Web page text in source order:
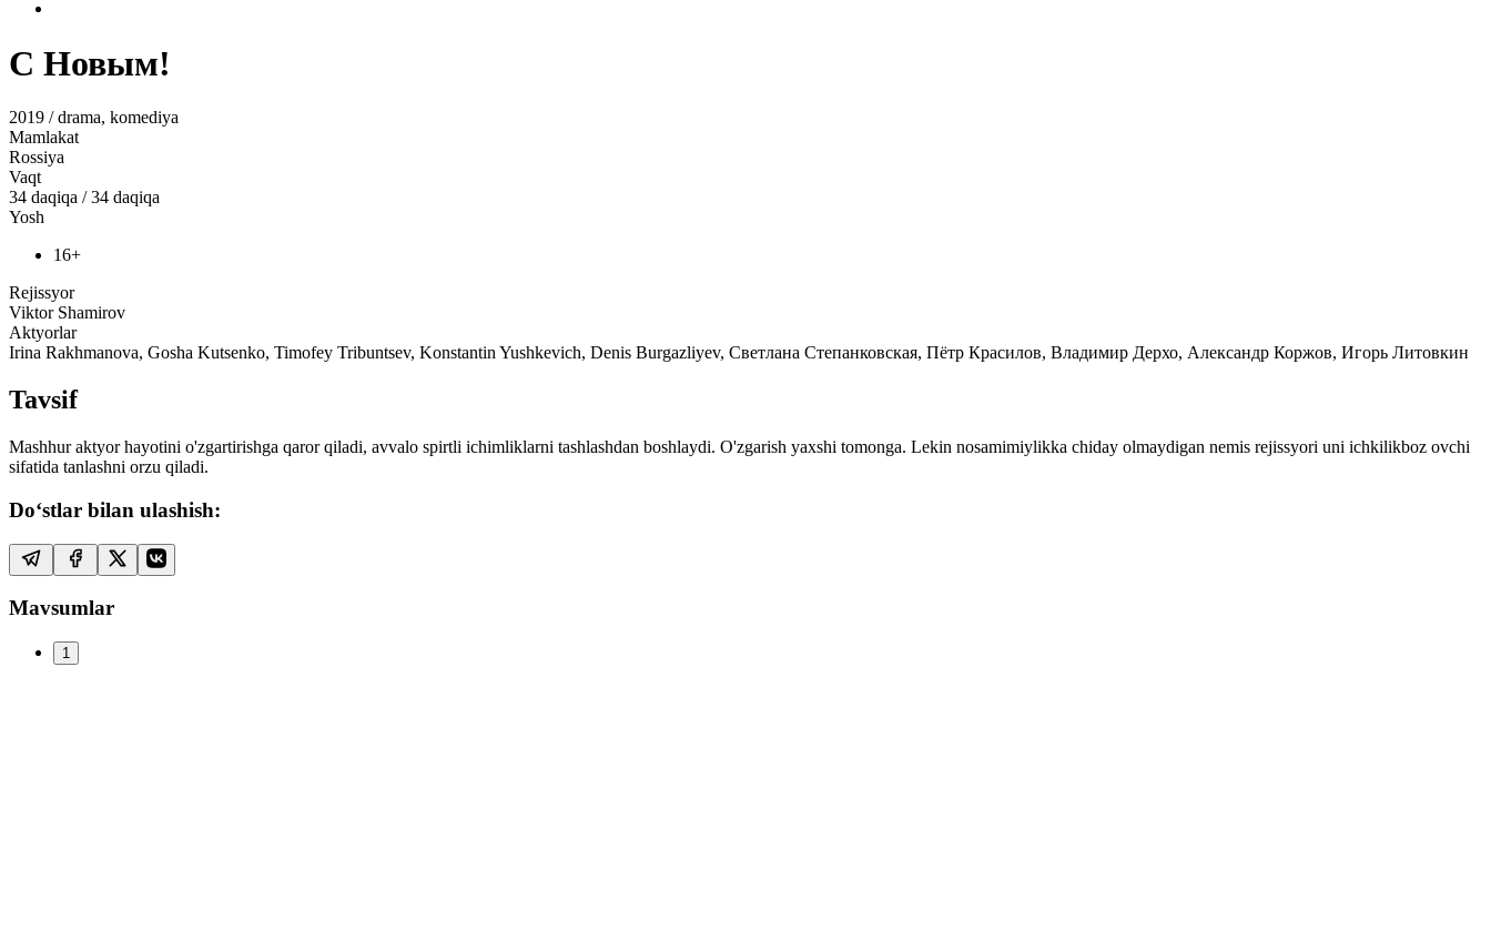
С Новым!
2019 / drama, komediya
Mamlakat
Rossiya
Vaqt
34 daqiqa /34 daqiqa
Yosh
16+
Rejissyor
Viktor Shamirov
Aktyorlar
Irina Rakhmanova, Gosha Kutsenko, Timofey Tribuntsev, Konstantin Yushkevich, Denis Burgazliyev, Светлана Степанковская, Пётр Красилов, Владимир Дерхо, Александр Коржов, Игорь Литовкин
Tavsif
Mashhur aktyor hayotini o'zgartirishga qaror qiladi, avvalo spirtli ichimliklarni tashlashdan boshlaydi. O'zgarish yaxshi tomonga. Lekin nosamimiylikka chiday olmaydigan nemis rejissyori uni ichkilikboz ovchi
sifatida tanlashni orzu qiladi.
Do‘stlar bilan ulashish:
Mavsumlar
1